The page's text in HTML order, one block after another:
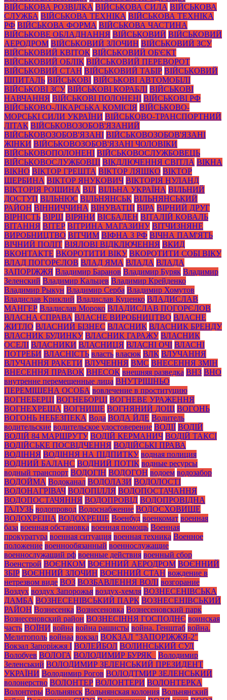
ВІЙСЬКОВА РОЗВІДКА ВІЙСЬКОВА СИЛА ВІЙСЬКОВА
СЛУЖБА ВІЙСЬКОВА ТЕХНІКА ВІЙСЬКОВА ТЕХНІКА
РФ ВІЙСЬКОВА ФОРМА ВІЙСЬКОВА ЧАСТИНА
ВІЙСЬКОВЕ ОБЛАДНАННЯ ВІЙСЬКОВИЙ ВІЙСЬКОВИЙ
АЕРОДРОМ ВІЙСЬКОВИЙ ЗЛОЧИН ВІЙСЬКОВИЙ ЗСУ
ВІЙСЬКОВИЙ КВІТОК ВІЙСЬКОВИЙ ОБ'ЄКТ
ВІЙСЬКОВИЙ ОБЛІК ВІЙСЬКОВИЙ ПЕРЕВОРОТ
ВІЙСЬКОВИЙ СТАН ВІЙСЬКОВИЙ ТАБІР ВІЙСЬКОВИЙ
ШПИТАЛЬ ВІЙСЬКОВІ ВІЙСЬКОВІ АВТОМОБІЛІ
ВІЙСЬКОВІ ЗСУ ВІЙСЬКОВІ КОРАБЛІ ВІЙСЬКОВІ
НАВЧАННЯ ВІЙСЬКОВІ ПОЛОНЕНІ ВІЙСЬКОВІ РФ
ВІЙСЬКОВО-ЛІКАРСЬКА КОМІСІЯ ВІЙСЬКОВО-
МОРСЬКІ СИЛИ УКРАЇНИ ВІЙСЬКОВО-ТРАНСПОРТНИЙ
ЛІТАК ВІЙСЬКОВОЗОБОВ'ЯЗАНИЙ
ВІЙСЬКОВОЗОБОВ'ЯЗАНІ ВІЙСЬКОВОЗОБОВ'ЯЗАНІ
ЖІНКИ ВІЙСЬКОВОЗОБОВ'ЯЗАНІ ЧОЛОВІКИ
ВІЙСЬКОВОПОЛОНЕНІ ВІЙСЬКОВОСЛУЖБОВЕЦЬ
ВІЙСЬКОВОСЛУЖБОВЦІ ВІКДЛЮЧЕННЯ СВІТЛА ВІКНА
ВІКНО ВІКТОР ГРЕШТА ВІКТОР ЛЯШКО ВІКТОР
ЩЕРБИНА ВІКТОР ЯНУКОВИЧ ВІКТОРІЯ НУЛАНД
ВІКТОРІЯ РОЩИНА ВІЛ ВІЛЬНА УКРАЇНА ВІЛЬНИЙ
ДОСТУП ВІЛЬНЮС ВІЛЬНЯНСЬК ВІЛЬНЯНСЬКИЙ
РАЙОН ВІННИЧЧИНА ВІНУВАТЦІ ВІРА ВІРНИЙ ДРУГ
ВІРНІСТЬ ВІРШ ВІРЯНИ ВІСБАДЕН ВІТАЛІЙ КОВАЛЬ
ВІТАННЯ ВІТЕР ВІТРИНА МАГАЗИНУ ВІТЧИЗНЯНЕ
ВИРОБНИЦТВО ВІТЧИМ ВІФНА З РФ ВІЧНА ПАМ'ЯТЬ
ВІЧНИЙ ПОЛІТ ВІЯЛОВІ ВІДКЛЮЧЕННЯ ВКИД
ВКОНТАКТЕ ВКОРОТИТИ ВІКУ ВКОРОТИТИ СОБІ ВІКУ
ВЛАД ПОГОРЄЛОВ ВЛАД ЯМА ВЛАДА ВЛАДА
ЗАПОРІЖЖЯ Владимир Баранов Владимир Буряк Владимир
Зеленский Владимир Кальцев Владимир Крейденко
Владимир Рыкун Владимир Серба Владимир Хомутов
Владислав Криклий Владислав Куценко ВЛАДИСЛАВ
МАНГЕР Владислав Мороко ВЛАДИСЛАВ ПОГОРЄЛОВ
ВЛАСНА СПРАВА ВЛАСНЕ ВИРОБНИЦТВО ВЛАСНЕ
ЖИТЛО ВЛАСНИЙ БІЗНЕС ВЛАСНИК ВЛАСНИК БРЕНДУ
ВЛАСНИК БУДИНКУ ВЛАСНИК ГАРАЖУ ВЛАСНИК
ОСЕЛІ ВЛАСНИКИ ВЛАСНИЦЯ ВЛАСНІ ОЧІ ВЛАСНІ
ПОТРЕБИ ВЛАСНІСТЬ власть власюк ВЛК ВЛУЧАННЯ
ВЛУЧАННЯ РАКЕТИ ВЛУЧЕННЯ ВМС ВНЕСЕННЯ ЗМІН
ВНЕСЕННЯ ПРАВОК ВНЕСОК внешняя разведка ВНЗ ВНО
внутренне перемещенные лица ВНУТРІШНЬО
ПЕРЕМІЩЕНА ОСОБА вовлечение в проституцию
ВОГНЕБЕРЦІ ВОГНЕБОРЦІ ВОГНЕВЕ УРАЖЕННЯ
ВОГНЕХРЕЩА ВОГНИЩЕ ВОГНЯНИЙ ДОЩ ВОГОНЬ
ВОГОНЬ НЕБЕЗПЕКА Вода ВОДА ЙДЕ Водитель
водительские водительское удостоверение ВОДІЇ ВОДІЙ
ВОДІЙ 84 МАРШРУТУ ВОДІЙ КЕРМАНИЧ ВОДІЙ ТАКСІ
ВОДІЙСЬКЕ ПОСВІДЧЕННЯ ВОДІЙСЬКІ ПРАВА
ВОДІННЯ ВОДІННЯ НА ПІДПИТКУ водная полиция
ВОДНИЙ БАЛАНС ВОДНИЙ ПОТІК водные ресурсы
водный транспорт ВОДОГІН ВОДОГОН водоем водозабор
ВОДОЙМА Водоканал ВОДОЛАЗИ ВОДОЛОСТІ
ВОДОНАГРІВАЧ ВОДОПІЛЛЯ ВОДОПОСТАЧАННЯ
ВОДОПОСТАЧЯННЯ ВОДОПРОВІД ВОДОПРОВІДНА
ГАЛУЗЬ водопровод Водоснабжение ВОДОСХОВИЩЕ
ВОДОХРЕЩА ВОДОХРЕЩЕ Военбуд военкомат военная
база военная обстановка военная помощь Военная
прокуратура военная ситуация военная техника Военное
положение военнообязанный военнослужащие
военнослужащий рф военные действия военный сбор
Военстрой ВОЄНКОМ ВОЄННИЙ АЕРОДРОМ ВОЄННИЙ
ЗБІР ВОЄННИЙ ЗЛОЧИН ВОЄННИЙ СТАН вождение в
нетрезвом виде ВОЗ ВОЗБАВЛЕННЯ ВОЛІ возгорание
Воздух воздух Запорожья воздух-хемля ВОЗНЕСЕНІВСЬКА
ДАМБА ВОЗНЕСЕНІВСЬКИЙ ПАРК ВОЗНЕСЕНІВСЬКИЙ
РАЙОН Вознесенка Вознесеновка Вознесеновский парк
Вознесеновский район ВОЗНЕСІННЯ ГОСПОДНЄ воинская
часть ВОЇНИ война война рашисты война. Генштаб война.
Мелитополь войнаа вокзал ВОКЗАЛ "ЗАПОРІЖЖЯ-2"
Вокзал Запоріжжя І ВОЛЕЙБОЛ ВОЛИНСЬКИЙ СУД
Волобуев ВОЛОГА ВОЛОДИМИР БУРЯК_
Володимир
Зеленський ВОЛОДИМИР ЗЕЛЕНСЬКИЙ ПРЕЗИДЕНТ
УКРАЇНИ Володимир Рогов ВОЛОДТМИР ЗЕЛЕНСЬКИЙ
волонерство ВОЛОНТЕР ВОЛОНТЕРИ ВОЛОНТЕРКА
Волонтеры Вольнянск Вольнянская колония Вольнянский